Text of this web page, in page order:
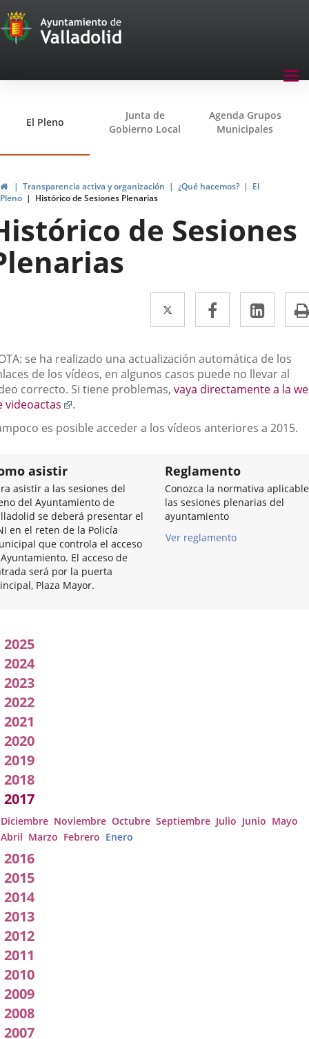
Transparencia
Menu
El Pleno
Junta de
Gobierno Local
Agenda Grupos
Municipales
InicioTransparencia activa y organización ¿Qué hacemos?
El
Pleno
Histórico de Sesiones Plenarias
de Sesiones
Twitter
Enlace
a
una
aplicación
externa.
Facebook
Enlace
a
una
aplicación
externa.
a
una
se ha realizado una actualización automática de los
de los vídeos, en algunos casos puede no llevar al
correcto. Si tiene problemas, vaya directamente a la
videoactas
Enlace
una
.
es posible acceder a los vídeos anteriores a 2015.
asistir
asistir a las sesiones del
del Ayuntamiento de
se deberá presentar el
en el reten de la Policía
que controla el acceso
El acceso de
será por la puerta
Plaza Mayor.
Reglamento
Conozca la normativa
las sesiones plenarias del
ayuntamiento
Ver reglamento
2025
2024
2023
2022
2021
2020
2019
2018
2017
Diciembre Noviembre Octubre Septiembre Julio Junio Mayo
Abril Marzo Febrero Enero
2016
2015
2014
2013
2012
2011
2010
2009
2008
2007